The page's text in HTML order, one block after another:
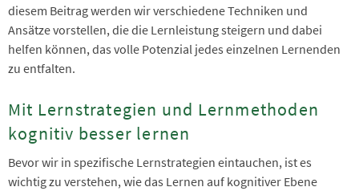
diesem Beitrag werden wir verschiedene Techniken und
Ansätze vorstellen, die die Lernleistung steigern und dabei
helfen können, das volle Potenzial jedes einzelnen Lernenden
zu entfalten.
Mit Lernstrategien und Lernmethoden
kognitiv besser lernen
Bevor wir in spezifische Lernstrategien eintauchen, ist es
wichtig zu verstehen, wie das Lernen auf kognitiver Ebene